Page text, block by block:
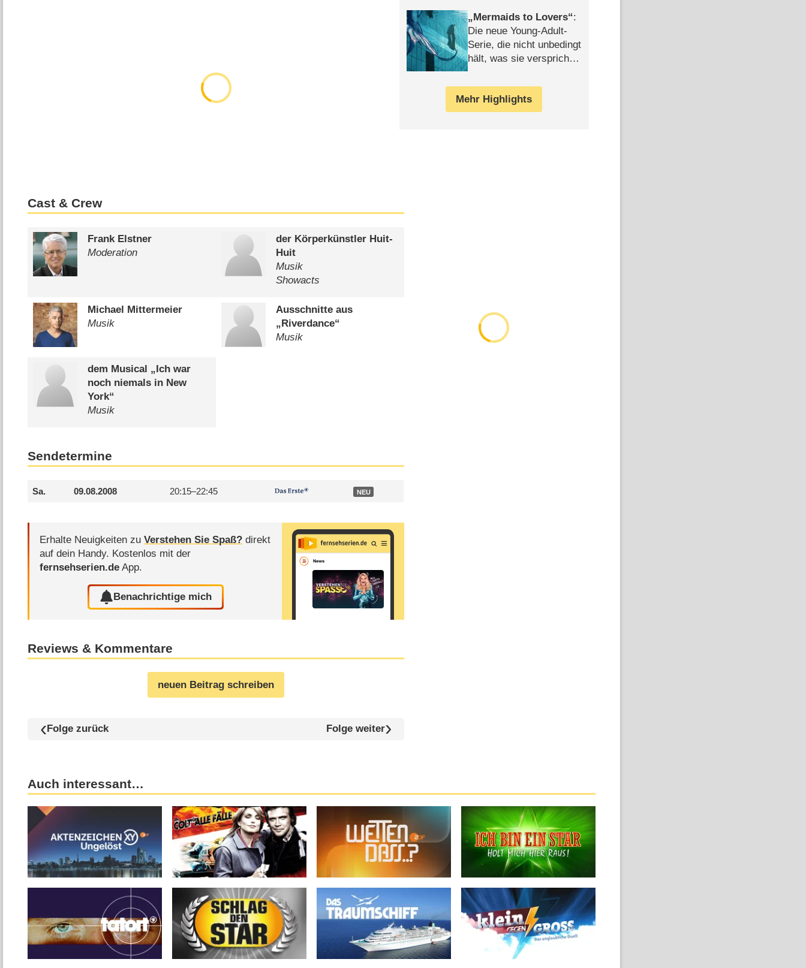
Cast & Crew
Frank Elstner
Moderation
der Körperkünstler Huit-
Huit
Musik
Showacts
Michael Mittermeier
Musik
Ausschnitte aus
„Riverdance“
Musik
dem Musical „Ich war
noch niemals in New
York“
Musik
Sendetermine
Sa. 09.08.2008 20:15–22:45 NEU
Erhalte Neuigkeiten zuVerstehen Sie Spaß? direkt
auf dein Handy. Kostenlos mit der
fernsehserien.de App.
Benachrichtige mich
Reviews & Kommentare
neuen Beitrag schreiben
Folge zurück Folge weiter
Mermaids to Lovers :
Die neue Young-Adult-
Serie, die nicht unbedingt
hält, was sie verspricht –
Mehr Highlights
Auch interessant…